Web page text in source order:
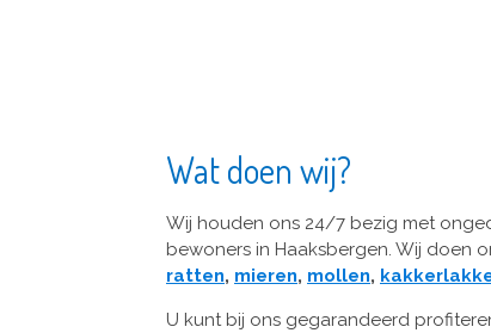
Wat doen wij?
Wij houden ons 24/7 bezig met
bewoners in Haaksbergen. Wij doen
ratten, mieren, mollen,
U kunt bij ons gegarandeerd